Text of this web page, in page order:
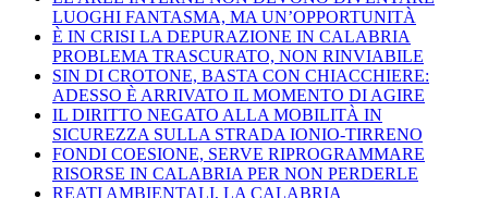
LUOGHI FANTASMA, MA UN’OPPORTUNITÀ
È IN CRISI LA DEPURAZIONE IN CALABRIA
PROBLEMA TRASCURATO, NON RINVIABILE
SIN DI CROTONE, BASTA CON CHIACCHIERE:
ADESSO È ARRIVATO IL MOMENTO DI AGIRE
IL DIRITTO NEGATO ALLA MOBILITÀ IN
SICUREZZA SULLA STRADA IONIO-TIRRENO
FONDI COESIONE, SERVE RIPROGRAMMARE
RISORSE IN CALABRIA PER NON PERDERLE
REATI AMBIENTALI, LA CALABRIA